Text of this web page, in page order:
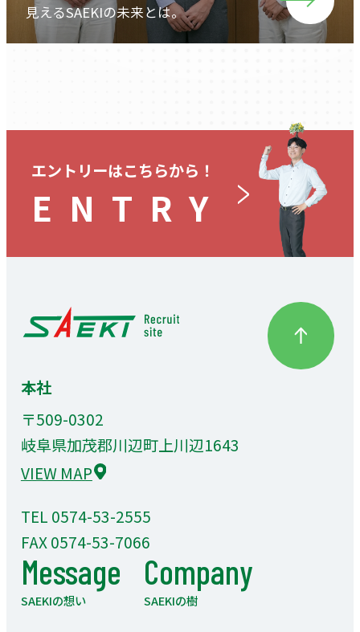
見えるSAEKIの未来とは。
エントリーはこちらから！
ENTRY
本社
〒509-0302
岐阜県加茂郡川辺町上川辺1643
VIEW MAP
TEL 0574-53-2555
FAX 0574-53-7066
Message
SAEKIの想い
Company
SAEKIの樹